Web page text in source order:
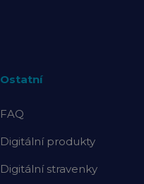
Ostatní
FAQ
Digitální produkty
Digitální stravenky